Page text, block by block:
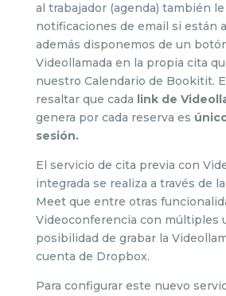
al trabajador (agenda) también
notificaciones de email si están
además disponemos de un
Videollamada en la propia cita
nuestro Calendario de Bookitit.
resaltar que cada link de
genera por cada reserva es
sesión.
El servicio de cita previa con
integrada se realiza a través de
Meet que entre otras
Videoconferencia con múltiples
posibilidad de grabar la
cuenta de Dropbox.
Para configurar este nuevo